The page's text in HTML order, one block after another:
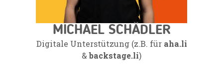
MICHAEL SCHÄDLER
Digitale Unterstützung (z.B. für aha.li
&backstage.li)